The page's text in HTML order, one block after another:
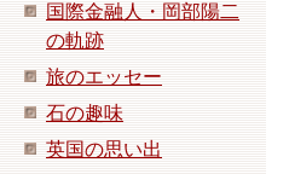
国際金融人・岡部陽二
の軌跡
旅のエッセー
石の趣味
英国の思い出